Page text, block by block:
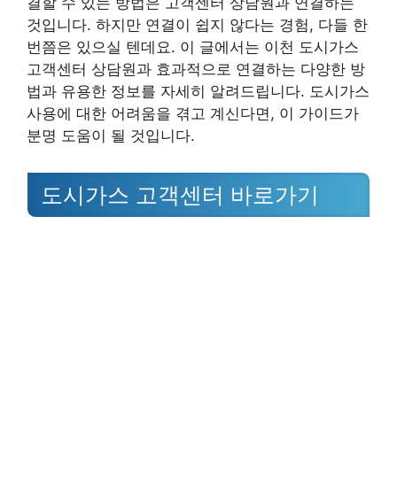
것입니다. 하지만 연결이 쉽지 않다는 경험, 다들 한
번쯤은 있으실 텐데요. 이 글에서는 이천 도시가스
고객센터 상담원과 효과적으로 연결하는 다양한 방
법과 유용한 정보를 자세히 알려드립니다. 도시가스
사용에 대한 어려움을 겪고 계신다면, 이 가이드가
분명 도움이 될 것입니다.
도시가스 고객센터 바로가기